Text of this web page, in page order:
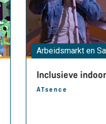
Inclusieve
ATsence
Arbeidsmarkt en